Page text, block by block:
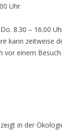
Uhr
8.30 – 16.00
kann zeitweise
einem
in der